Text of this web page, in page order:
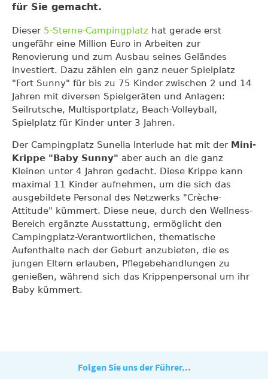
für Sie gemacht.
Dieser5-Sterne-Campingplatz hat gerade erst
ungefähr eine Million Euro in Arbeiten zur
Renovierung und zum Ausbau seines Geländes
investiert. Dazu zählen ein ganz neuer Spielplatz
"Fort Sunny" für bis zu 75 Kinder zwischen 2 und 14
Jahren mit diversen Spielgeräten und Anlagen:
Seilrutsche, Multisportplatz, Beach-Volleyball,
Spielplatz für Kinder unter 3 Jahren.
Der Campingplatz Sunelia Interlude hat mit der Mini-
Krippe "Baby Sunny" aber auch an die ganz
Kleinen unter 4 Jahren gedacht. Diese Krippe kann
maximal 11 Kinder aufnehmen, um die sich das
ausgebildete Personal des Netzwerks "Crèche-
Attitude" kümmert. Diese neue, durch den Wellness-
Bereich ergänzte Ausstattung, ermöglicht den
Campingplatz-Verantwortlichen, thematische
Aufenthalte nach der Geburt anzubieten, die es
jungen Eltern erlauben, Pflegebehandlungen zu
genießen, während sich das Krippenpersonal um ihr
Baby kümmert.
Folgen Sie uns der Führer...